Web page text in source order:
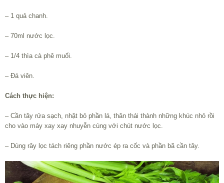
– 1 quả chanh.
– 70ml nước lọc.
– 1/4 thìa cà phê muối.
– Đá viên.
Cách thực hiện:
– Cần tây rửa sạch, nhặt bỏ phần lá, thân thái thành những khúc nhỏ rồi
cho vào máy xay xay nhuyễn cùng với chút nước lọc.
– Dùng rây lọc tách riêng phần nước ép ra cốc và phần bã cần tây.